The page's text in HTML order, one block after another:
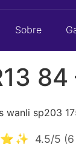
Sobre
4.5/5